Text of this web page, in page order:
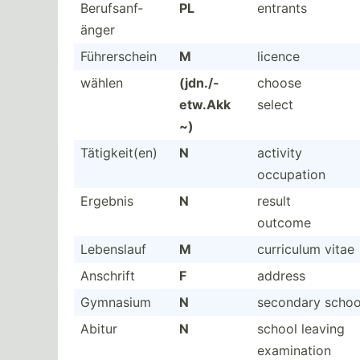
Berufs­anf­
änger
PL entrants
Führer­schein M
licence
wählen
(jdn./­
etw.Akk
~)
choose
select
Tätigk­eit(en) N
activity
occupation
Ergebnis
N
result
outcome
Lebenslauf
M
curriculum vitae
Anschrift
F
address
Gymnasium
N
secondary
Abitur
N
school leaving
examin­ation